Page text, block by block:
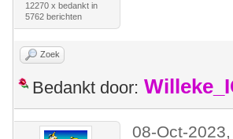
12270 x bedankt in
5762 berichten
Zoek
Bedankt door:
08-Oct-